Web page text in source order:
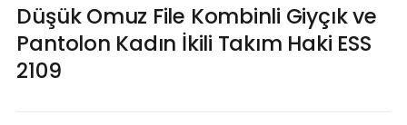
Düşük Omuz File Kombinli Giyçık ve
Pantolon Kadın İkili Takım Haki ESS
2109